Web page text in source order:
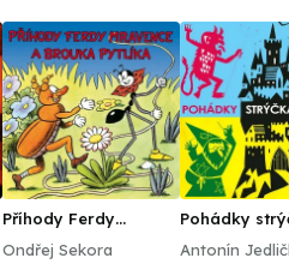
Příhody Ferdy
Pytlíka
Ondřej Sekora
Pohádky
Antonín